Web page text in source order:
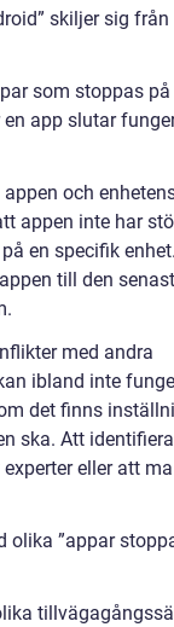
skiljer sig från
som stoppas
app slutar
och
appen inte har
en specifik
till den
med andra
ibland inte
det finns
ska. Att
eller att
olika ”appar